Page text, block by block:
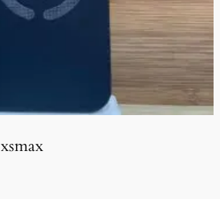
اسود magsafe سادة xsmax